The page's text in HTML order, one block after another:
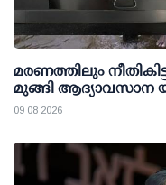
മരണത്തിലും
മുങ്ങി ആദ്യാവസാന
09 08 2026